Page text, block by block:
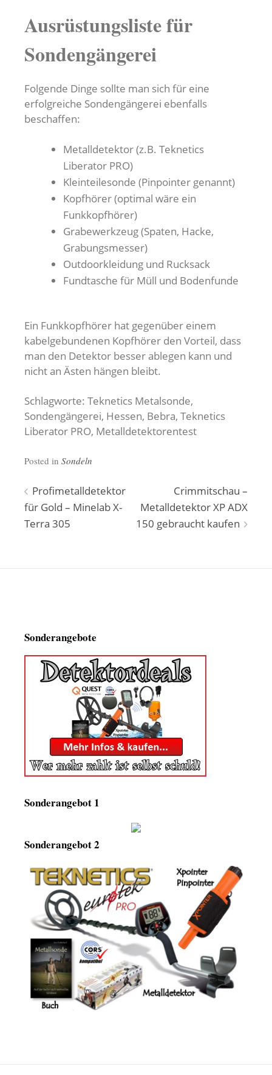
Ausrüstungsliste für
Sondengängerei
Folgende Dinge sollte man sich für eine
erfolgreiche Sondengängerei ebenfalls
beschaffen:
Metalldetektor (z.B. Teknetics
Liberator PRO)
Kleinteilesonde (Pinpointer genannt)
Kopfhörer (optimal wäre ein
Funkkopfhörer)
Grabewerkzeug (Spaten, Hacke,
Grabungsmesser)
Outdoorkleidung und Rucksack
Fundtasche für Müll und Bodenfunde
Ein Funkkopfhörer hat gegenüber einem
kabelgebundenen Kopfhörer den Vorteil, dass
man den Detektor besser ablegen kann und
nicht an Ästen hängen bleibt.
Schlagworte: Teknetics Metalsonde,
Sondengängerei, Hessen, Bebra, Teknetics
Liberator PRO, Metalldetektorentest
Posted in Sondeln
Beitragsnavigation
Profimetalldetektor
für Gold – Minelab X-
Terra 305
Crimmitschau –
Metalldetektor XP ADX
150 gebraucht kaufen
Sonderangebote
Sonderangebot 1
Sonderangebot 2